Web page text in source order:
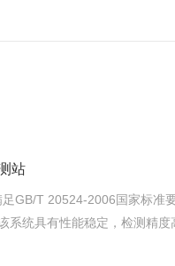
站
GB/T 20524-2006国家标准
系统具有性能稳定，检测精